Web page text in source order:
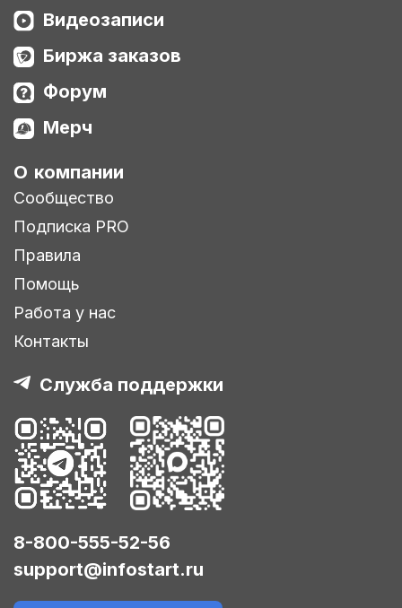
Видеозаписи
Биржа заказов
Форум
Мерч
О компании
Сообщество
Подписка PRO
Правила
Помощь
Работа у нас
Контакты
Служба поддержки
8-800-555-52-56
support@infostart.ru